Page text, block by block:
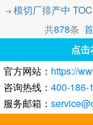
模切厂排产中
共878条
点
官方网站： https://
咨询热线： 400-186-
服务邮箱：